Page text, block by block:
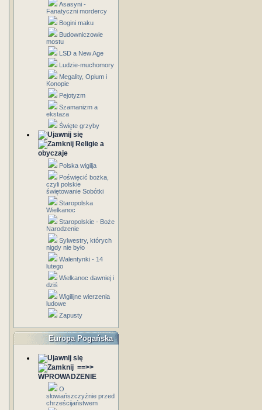
Asasyni -
Fanatyczni mordercy
Bogini maku
Budowniczowie
mostu
LSD a New Age
Ludzie-muchomory
Megality, Opium i
Konopie
Pejotyzm
Szamanizm a
ekstaza
Święte grzyby
Religie a
obyczaje
Polska wigilja
Poświęcić bożka,
czyli polskie
świętowanie Sobótki
Staropolska
Wielkanoc
Staropolskie - Boże
Narodzenie
Sylwestry, których
nigdy nie było
Walentynki - 14
lutego
Wielkanoc dawniej i
dziś
Wigilijne wierzenia
ludowe
Zapusty
Europa Pogańska
==>>
WPROWADZENIE
O
słowiańszczyźnie przed
chrześcijaństwem